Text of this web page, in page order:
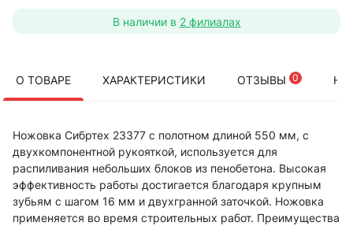
В наличии в 2 филиалах
О ТОВАРЕ ХАРАКТЕРИСТИКИ ОТЗЫВЫ 0
Ножовка Сибртех 23377 с полотном длиной 550 мм, с
двухкомпонентной рукояткой, используется для
распиливания небольших блоков из пенобетона. Высокая
эффективность работы достигается благодаря крупным
зубьям с шагом 16 мм и двухгранной заточкой. Ножовка
применяется во время строительных работ. Преимущества